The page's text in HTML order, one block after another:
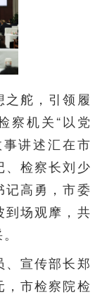
舵，引领履
察机关“以党
讲述汇在市
、检察长刘少
记高勇，市委
到场观摩，共
宣传部长郑
市检察院检